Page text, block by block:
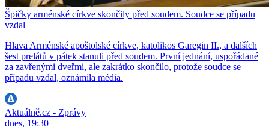
Špičky arménské církve skončily před soudem. Soudce se případu
vzdal
Hlava Arménské apoštolské církve, katolikos Garegin II., a dalších
šest prelátů v pátek stanuli před soudem. První jednání, uspořádané
za zavřenými dveřmi, ale zakrátko skončilo, protože soudce se
případu vzdal, oznámila média.
Aktuálně.cz - Zprávy
dnes, 19:30